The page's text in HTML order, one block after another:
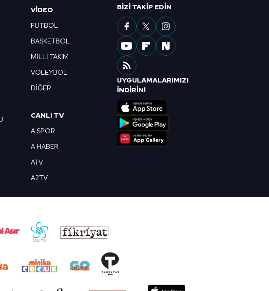
Çerezlere ilişkin detaylı bilgi için Ayarlar
Metnimizi okumak ve sitemizde ilgili
VIDEO
FUTBOL
BASKETBOL
MİLLİ TAKIM
VOLEYBOL
DİĞER
CANLI TV
A SPOR
A HABER
ATV
A2TV
BIZI TAKIP EDIN
UYGULAMALARIMIZI
İNDİRİN!